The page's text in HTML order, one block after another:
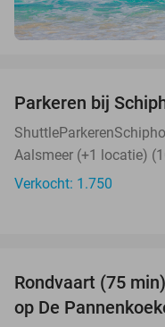
Parkeren bij
Aalsmeer (+1 locatie)
Verkocht: 1.750
Rondvaart (75
op De